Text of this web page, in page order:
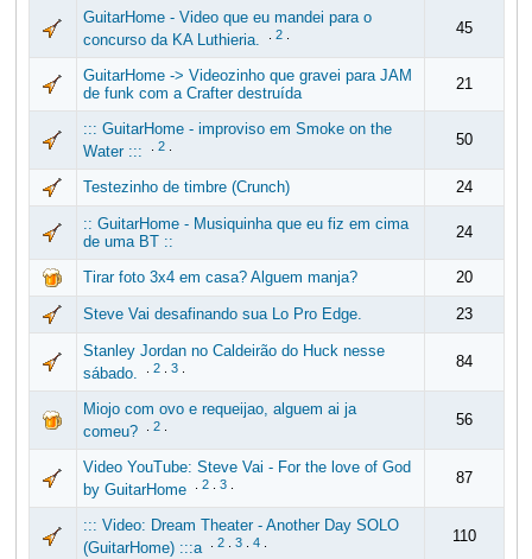
GuitarHome - Video que eu mandei para o
concurso da KA Luthieria.
2. 45
GuitarHome -> Videozinho que gravei para JAM
de funk com a Crafter destruída
21
::: GuitarHome - improviso em Smoke on the
Water :::
2. 50
Testezinho de timbre (Crunch) 24
:: GuitarHome - Musiquinha que eu fiz em cima
de uma BT ::
24
Tirar foto 3x4 em casa? Alguem manja? 20
Steve Vai desafinando sua Lo Pro Edge. 23
Stanley Jordan no Caldeirão do Huck nesse
sábado.
2. 3. 84
Miojo com ovo e requeijao, alguem ai ja
comeu?
2. 56
Video YouTube: Steve Vai - For the love of God
by GuitarHome
2. 3. 87
::: Video: Dream Theater - Another Day SOLO
(GuitarHome) :::a
2. 3. 4. 110